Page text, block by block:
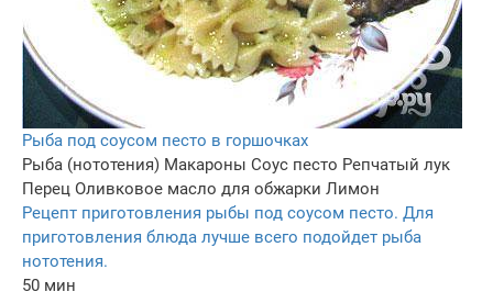
Рыба под соусом песто в горшочках
Рыба (нототения) Макароны Соус песто Репчатый лук
Перец Оливковое масло для обжарки Лимон
Рецепт приготовления рыбы под соусом песто. Для
приготовления блюда лучше всего подойдет рыба
нототения.
50 мин